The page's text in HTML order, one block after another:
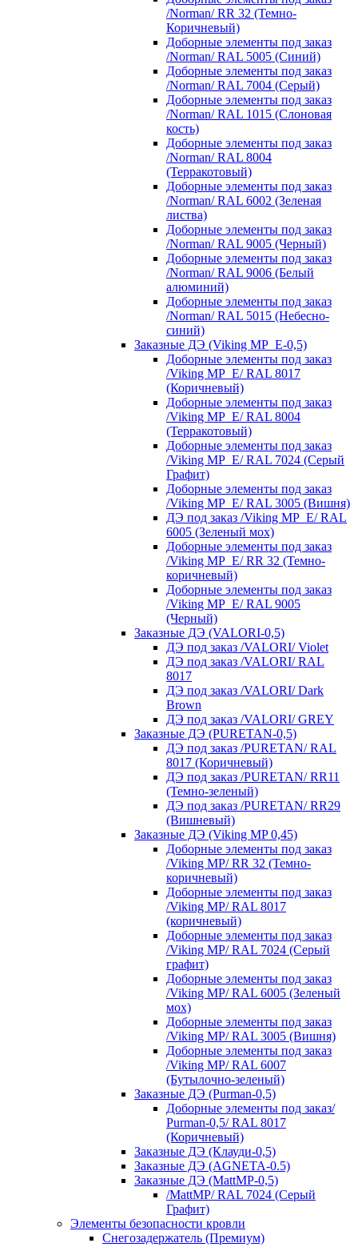
/Norman/ RR 32 (Темно-
Коричневый)
Доборные элементы под заказ
/Norman/ RAL 5005 (Синий)
Доборные элементы под заказ
/Norman/ RAL 7004 (Серый)
Доборные элементы под заказ
/Norman/ RAL 1015 (Слоновая
кость)
Доборные элементы под заказ
/Norman/ RAL 8004
(Терракотовый)
Доборные элементы под заказ
/Norman/ RAL 6002 (Зеленая
листва)
Доборные элементы под заказ
/Norman/ RAL 9005 (Черный)
Доборные элементы под заказ
/Norman/ RAL 9006 (Белый
алюминий)
Доборные элементы под заказ
/Norman/ RAL 5015 (Небесно-
синий)
Заказные ДЭ (Viking MP_E-0,5)
Доборные элементы под заказ
/Viking MP_E/ RAL 8017
(Коричневый)
Доборные элементы под заказ
/Viking MP_E/ RAL 8004
(Терракотовый)
Доборные элементы под заказ
/Viking MP_E/ RAL 7024 (Серый
Графит)
Доборные элементы под заказ
/Viking MP_E/ RAL 3005 (Вишня)
ДЭ под заказ /Viking MP_E/ RAL
6005 (Зеленый мох)
Доборные элементы под заказ
/Viking MP_E/ RR 32 (Темно-
коричневый)
Доборные элементы под заказ
/Viking MP_E/ RAL 9005
(Черный)
Заказные ДЭ (VALORI-0,5)
ДЭ под заказ /VALORI/ Violet
ДЭ под заказ /VALORI/ RAL
8017
ДЭ под заказ /VALORI/ Dark
Brown
ДЭ под заказ /VALORI/ GREY
Заказные ДЭ (PURETAN-0,5)
ДЭ под заказ /PURETAN/ RAL
8017 (Коричневый)
ДЭ под заказ /PURETAN/ RR11
(Темно-зеленый)
ДЭ под заказ /PURETAN/ RR29
(Вишневый)
Заказные ДЭ (Viking MP 0,45)
Доборные элементы под заказ
/Viking MP/ RR 32 (Темно-
коричневый)
Доборные элементы под заказ
/Viking MP/ RAL 8017
(коричневый)
Доборные элементы под заказ
/Viking MP/ RAL 7024 (Серый
графит)
Доборные элементы под заказ
/Viking MP/ RAL 6005 (Зеленый
мох)
Доборные элементы под заказ
/Viking MP/ RAL 3005 (Вишня)
Доборные элементы под заказ
/Viking MP/ RAL 6007
(Бутылочно-зеленый)
Заказные ДЭ (Purman-0,5)
Доборные элементы под заказ/
Purman-0,5/ RAL 8017
(Коричневый)
Заказные ДЭ (Клауди-0,5)
Заказные ДЭ (AGNETA-0.5)
Заказные ДЭ (MattMP-0,5)
/MattMP/ RAL 7024 (Серый
Графит)
Элементы безопасности кровли
Снегозадержатель (Премиум)